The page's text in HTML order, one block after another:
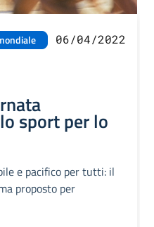
06/04/2022
sport per lo
e pacifico per tutti: il
proposto per